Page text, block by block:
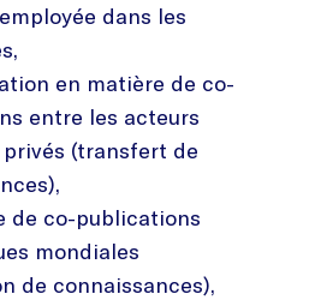
dans les
en matière de co-
entre les acteurs
(transfert de
de co-publications
mondiales
de connaissances),